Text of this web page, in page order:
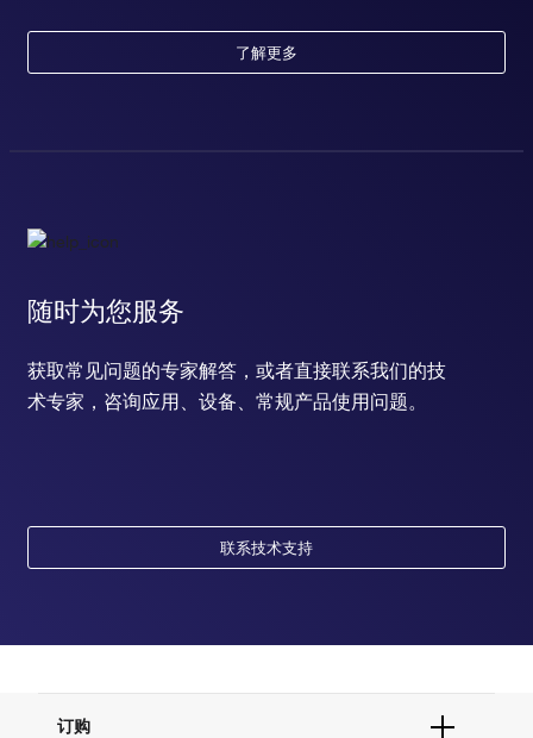
了解更多
随时为您服务
获取常见问题的专家解答，或者直接联系我们的技
术专家，咨询应用、设备、常规产品使用问题。
联系技术支持
订购